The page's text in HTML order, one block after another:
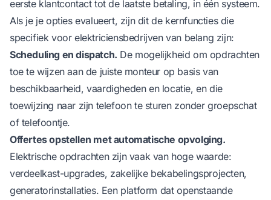
eerste klantcontact tot de laatste betaling, in één systeem.
Als je je opties evalueert, zijn dit de kernfuncties die
specifiek voor elektriciensbedrijven van belang zijn:
Scheduling en dispatch. De mogelijkheid om opdrachten
toe te wijzen aan de juiste monteur op basis van
beschikbaarheid, vaardigheden en locatie, en die
toewijzing naar zijn telefoon te sturen zonder groepschat
of telefoontje.
Offertes opstellen met automatische opvolging.
Elektrische opdrachten zijn vaak van hoge waarde:
verdeelkast-upgrades, zakelijke bekabelingsprojecten,
generatorinstallaties. Een platform dat openstaande